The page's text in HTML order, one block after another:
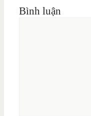
Bình luận